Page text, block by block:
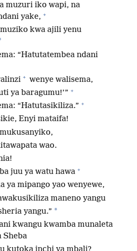
muzuri iko wapi, na
yake, +
kwa ajili yenu
“Hatutatembea ndani
+ wenye walisema,
ya baragumu!’” +
“Hatutasikiliza.” +
Enyi mataifa!
wao.
juu ya watu hawa +
ya mipango yao wenyewe,
maneno yangu
yangu.” *
kwangu kwamba munaleta
Sheba